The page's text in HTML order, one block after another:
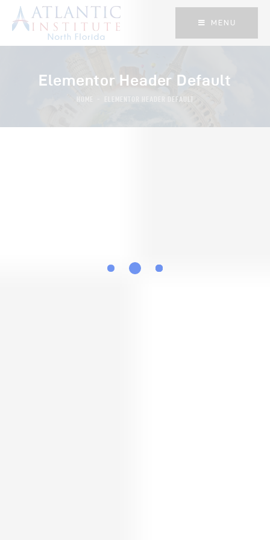
MENU
Elementor Header Default
HOME ELEMENTOR HEADER DEFAULT